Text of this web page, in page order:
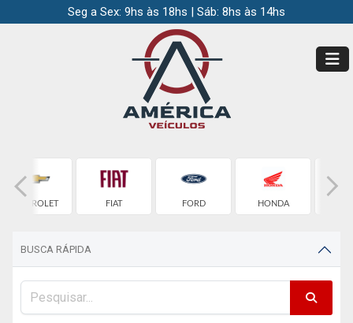
Seg a Sex: 9hs às 18hs | Sáb: 8hs às 14hs
CHEVROLET FIAT FORD HONDA
BUSCA RÁPIDA